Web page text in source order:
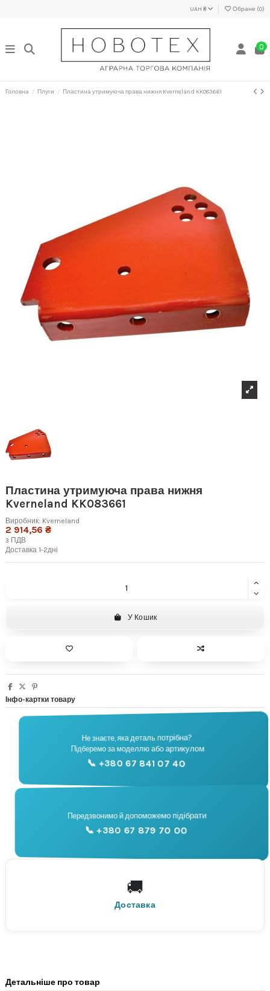
UAH ₴ Обране (0)
0
Головна Плуги Пластина утримуюча права нижня Kverneland KK083661
Пластина утримуюча права нижня
Kverneland KK083661
Виробник: Kverneland
2 914,56 ₴
з ПДВ
Доставка 1-2дні
У Кошик
Інфо-картки товару
🔧
Підбір запчастин
Не знаєте, яка деталь потрібна?
Підберемо за моделлю або артикулом
📞 +380 67 841 07 40
📞
Консультація
Передзвонимо й допоможемо підібрати
📞 +380 67 879 70 00
🚚
Доставка
По всій Україні
Нова Пошта
Детальніше про товар